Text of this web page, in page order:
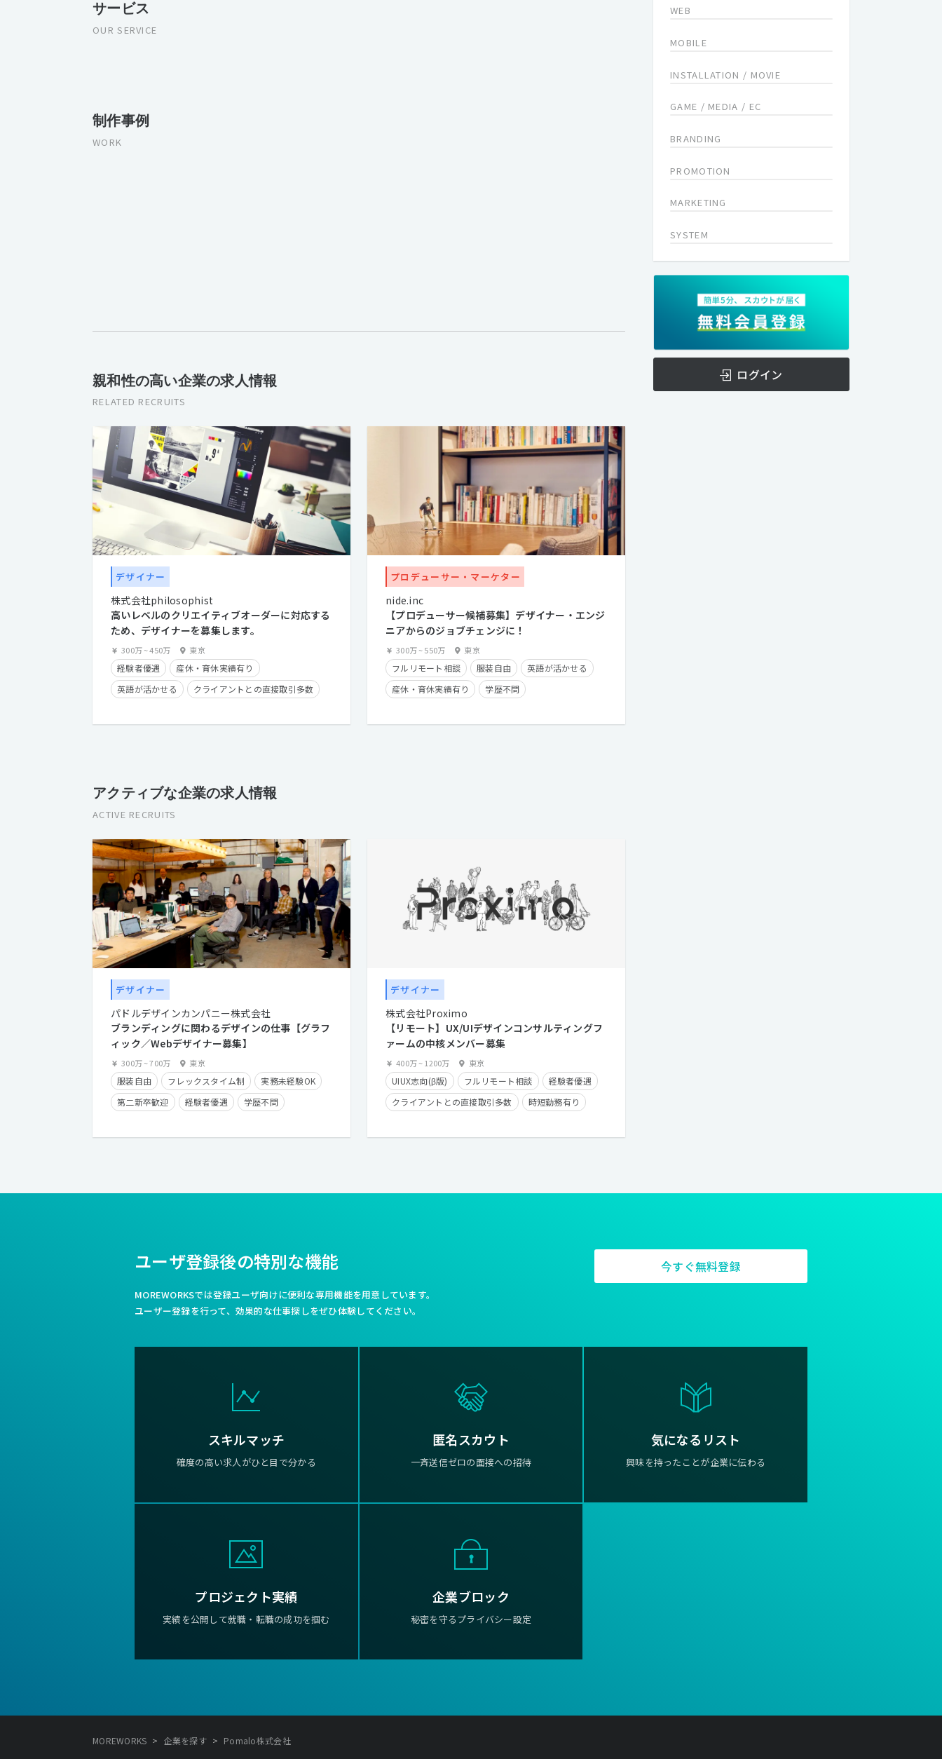
サービス
OUR SERVICE
制作事例
WORK
親和性の高い企業の求人情報
RELATED RECRUITS
デザイナー
株式会社philosophist
高いレベルのクリエイティブオーダーに対応する
ため、デザイナーを募集します。
300万~450万 東京
経験者優遇
産休・育休実績有り
英語が活かせる
クライアントとの直接取引多数
プロデューサー・マーケター
nide.inc
【プロデューサー候補募集】デザイナー・エンジ
ニアからのジョブチェンジに！
300万~550万 東京
フルリモート相談 服装自由
英語が活かせる
産休・育休実績有り
学歴不問
アクティブな企業の求人情報
ACTIVE RECRUITS
デザイナー
パドルデザインカンパニー株式会社
ブランディングに関わるデザインの仕事【グラフ
ィック／Webデザイナー募集】
300万~700万 東京
服装自由 フレックスタイム制
実務未経験OK
第二新卒歓迎
経験者優遇
学歴不問
デザイナー
株式会社Proximo
【リモート】UX/UIデザインコンサルティングフ
ァームの中核メンバー募集
400万~1200万 東京
UIUX志向(β版) フルリモート相談
経験者優遇
クライアントとの直接取引多数
時短勤務有り
WEB
MOBILE
INSTALLATION / MOVIE
GAME / MEDIA / EC
BRANDING
PROMOTION
MARKETING
SYSTEM
ログイン
ユーザ登録後の特別な機能
MOREWORKSでは登録ユーザ向けに便利な専用機能を用意しています。
ユーザー登録を行って、効果的な仕事探しをぜひ体験してください。
今すぐ無料登録
スキルマッチ
確度の高い求人がひと目で分かる
匿名スカウト
一斉送信ゼロの面接への招待
気になるリスト
興味を持ったことが企業に伝わる
プロジェクト実績
実績を公開して就職・転職の成功を掴む
企業ブロック
秘密を守るプライバシー設定
MOREWORKS > 企業を探す > Pomalo株式会社